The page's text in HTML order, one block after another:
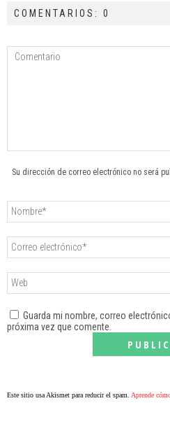
COMENTARIOS: 0
Su dirección de correo electrónico no será
Guarda mi nombre, correo
próxima vez que comente.
Este sitio usa Akismet para reducir el spam. Aprende